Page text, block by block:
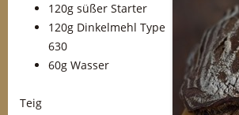
120g süßer Starter
120g Dinkelmehl Type
630
60g Wasser
Teig